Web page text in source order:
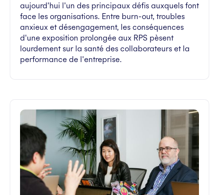
aujourd'hui l'un des principaux défis auxquels font
face les organisations. Entre burn-out, troubles
anxieux et désengagement, les conséquences
d'une exposition prolongée aux RPS pèsent
lourdement sur la santé des collaborateurs et la
performance de l'entreprise.